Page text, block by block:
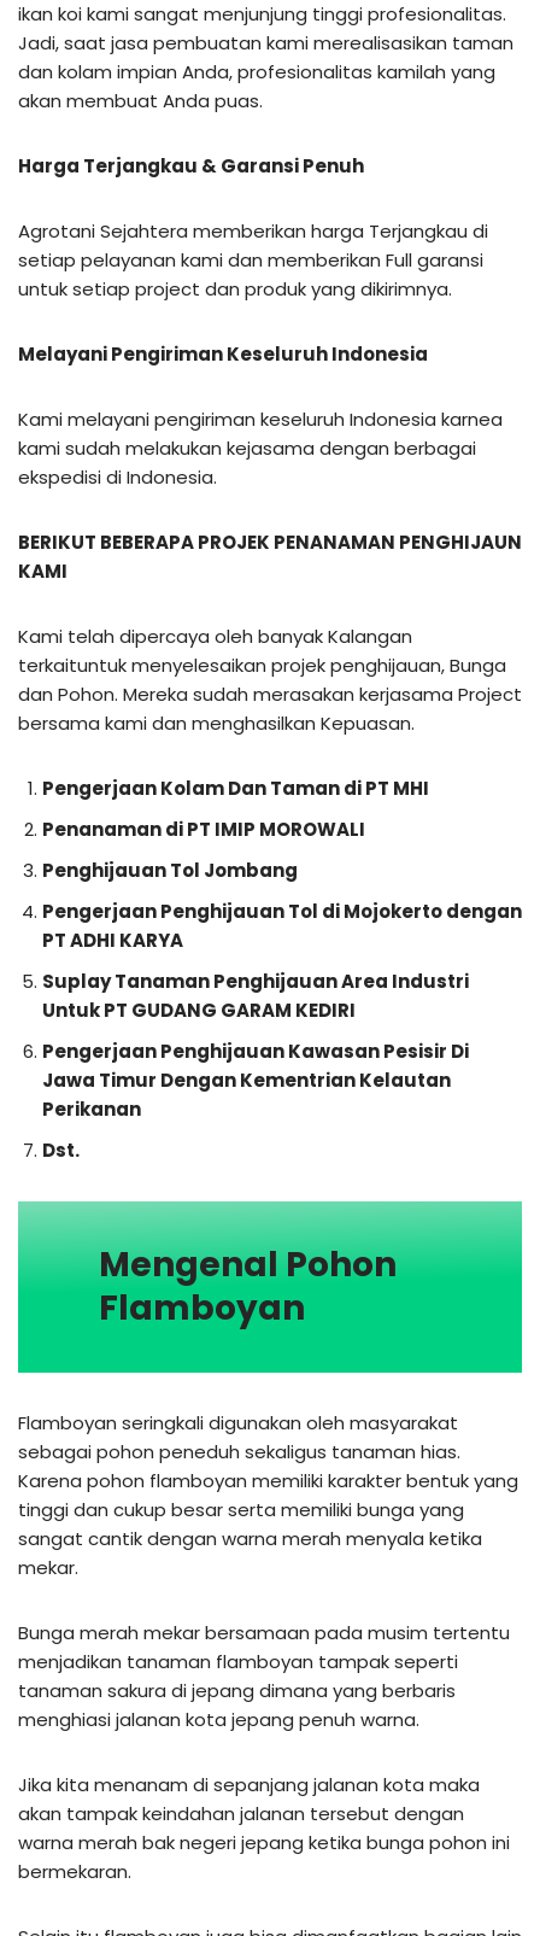
ikan koi kami sangat menjunjung tinggi profesionalitas.
Jadi, saat jasa pembuatan kami merealisasikan taman
dan kolam impian Anda, profesionalitas kamilah yang
akan membuat Anda puas.
Harga Terjangkau & Garansi Penuh
Agrotani Sejahtera memberikan harga Terjangkau di
setiap pelayanan kami dan memberikan Full garansi
untuk setiap project dan produk yang dikirimnya.
Melayani Pengiriman Keseluruh Indonesia
Kami melayani pengiriman keseluruh Indonesia karnea
kami sudah melakukan kejasama dengan berbagai
ekspedisi di Indonesia.
BERIKUT BEBERAPA PROJEK PENANAMAN PENGHIJAUN
KAMI
Kami telah dipercaya oleh banyak Kalangan
terkaituntuk menyelesaikan projek penghijauan, Bunga
dan Pohon. Mereka sudah merasakan kerjasama Project
bersama kami dan menghasilkan Kepuasan.
Pengerjaan Kolam Dan Taman di PT MHI
Penanaman di PT IMIP MOROWALI
Penghijauan Tol Jombang
Pengerjaan Penghijauan Tol di Mojokerto dengan
PT ADHI KARYA
Suplay Tanaman Penghijauan Area Industri
Untuk PT GUDANG GARAM KEDIRI
Pengerjaan Penghijauan Kawasan Pesisir Di
Jawa Timur Dengan Kementrian Kelautan
Perikanan
Dst.
Mengenal Pohon
Flamboyan
Flamboyan seringkali digunakan oleh masyarakat
sebagai pohon peneduh sekaligus tanaman hias.
Karena pohon flamboyan memiliki karakter bentuk yang
tinggi dan cukup besar serta memiliki bunga yang
sangat cantik dengan warna merah menyala ketika
mekar.
Bunga merah mekar bersamaan pada musim tertentu
menjadikan tanaman flamboyan tampak seperti
tanaman sakura di jepang dimana yang berbaris
menghiasi jalanan kota jepang penuh warna.
Jika kita menanam di sepanjang jalanan kota maka
akan tampak keindahan jalanan tersebut dengan
warna merah bak negeri jepang ketika bunga pohon ini
bermekaran.